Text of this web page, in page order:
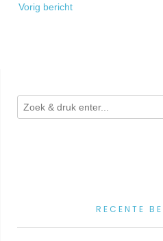
navigatie
Vorig bericht
RECENTE